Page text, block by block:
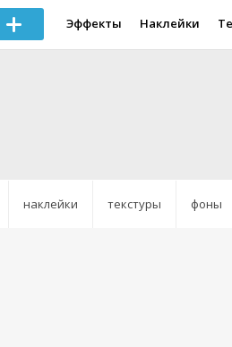
Эффекты Наклейки
наклейки текстуры фоны